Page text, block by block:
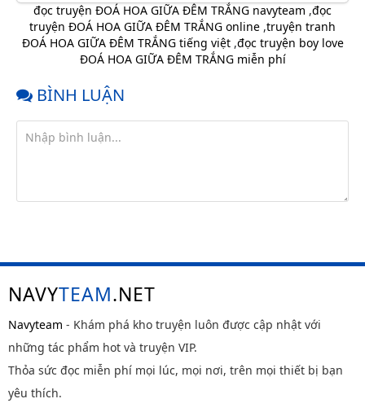
Chap 20
2 tháng
trước
Chap 18
Chap 17
trước
Chap 14
5 tháng
trước
Chap 12
trước
Chap 11
đọc truyện ĐOÁ HOA GIỮA ĐÊM TRẮNG navyteam ,đọc
truyện ĐOÁ HOA GIỮA ĐÊM TRẮNG online ,truyện tranh
ĐOÁ HOA GIỮA ĐÊM TRẮNG tiếng việt,đọc truyện boy love
ĐOÁ HOA GIỮA ĐÊM TRẮNG miễn phí
BÌNH LUẬN
NAVYTEAM.NET
Navyteam - Khám phá kho truyện luôn được cập nhật với
những tác phẩm hot và truyện VIP.
Thỏa sức đọc miễn phí mọi lúc, mọi nơi, trên mọi thiết bị bạn
yêu thích.